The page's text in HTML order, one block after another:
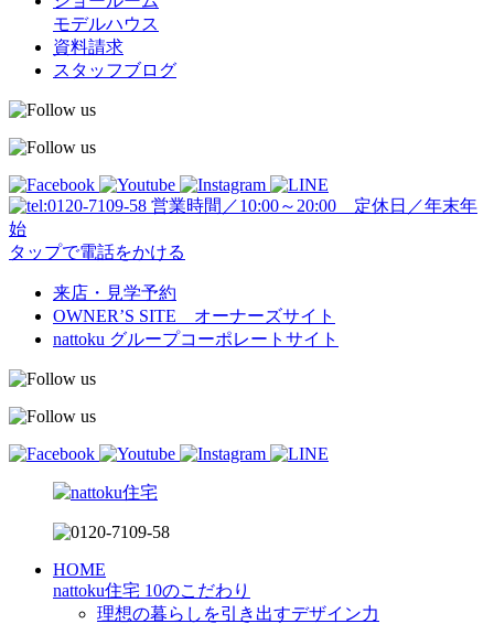
モデルハウス
資料請求
スタッフブログ
営業時間／10:00～20:00 定休日／年末年
始
タップで電話をかける
来店・見学予約
OWNER’S SITE オーナーズサイト
nattoku グループコーポレートサイト
HOME
nattoku住宅 10のこだわり
理想の暮らしを引き出すデザイン力